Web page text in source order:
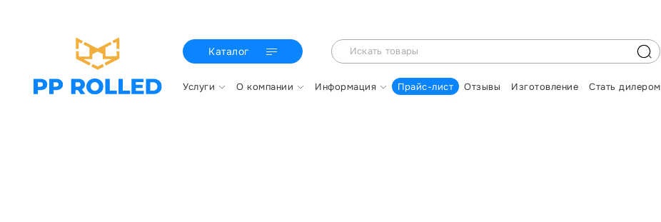
Каталог
Услуги О компании Информация Прайс-лист Отзывы Изготовление Стать дилером